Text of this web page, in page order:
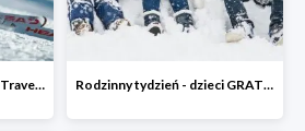
Ferie - najlepsze oferty w Travelist Rodzinny tydzień - dzieci GRATIS